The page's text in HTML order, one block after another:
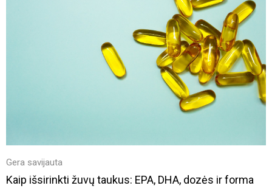
Gera savijauta
Kaip išsirinkti žuvų taukus: EPA, DHA, dozės ir forma